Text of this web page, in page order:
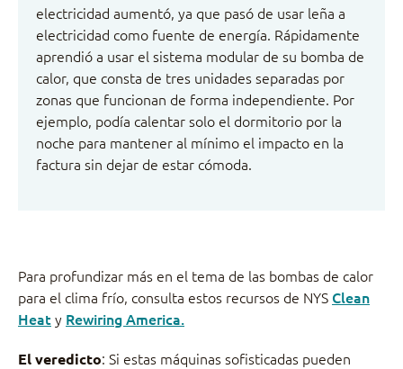
electricidad aumentó, ya que pasó de usar leña a
electricidad como fuente de energía. Rápidamente
aprendió a usar el sistema modular de su bomba de
calor, que consta de tres unidades separadas por
zonas que funcionan de forma independiente. Por
ejemplo, podía calentar solo el dormitorio por la
noche para mantener al mínimo el impacto en la
factura sin dejar de estar cómoda.
Para profundizar más en el tema de las bombas de calor
para el clima frío, consulta estos recursos de NYS Clean
Heaty Rewiring America.
El veredicto: Si estas máquinas sofisticadas pueden